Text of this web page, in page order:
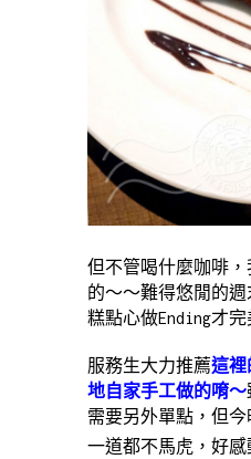
但不管喝什麼咖啡
的～～難得悠閒的
糕點心做Ending才完
服務生大力推薦這裡
地自家手工做的唷～
需要另外單點，但
一道都不馬虎，好感